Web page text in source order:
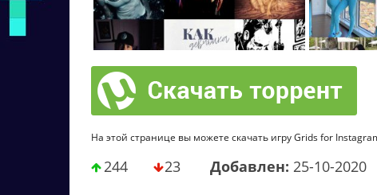
На этой странице вы можете скачать игру Grids for
244 23 Добавлен: 25-10-2020